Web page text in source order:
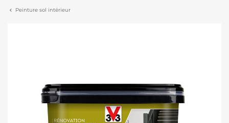
Peinture sol intérieur